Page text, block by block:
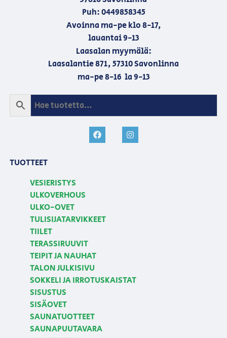
Puh: 0449858345
Avoinna ma-pe klo 8-17,
lauantai 9-13
Laasalan myymälä:
Laasalantie 871, 57310 Savonlinna
ma-pe 8-16 la 9-13
TUOTTEET
VESIERISTYS
ULKOVERHOUS
ULKO-OVET
TULISIJATARVIKKEET
TIILET
TERASSIRUUVIT
TEIPIT JA NAUHAT
TALON JULKISIVU
SOKKELI JA IRROTUSKAISTAT
SISUSTUS
SISÄOVET
SAUNATUOTTEET
SAUNAPUUTAVARA